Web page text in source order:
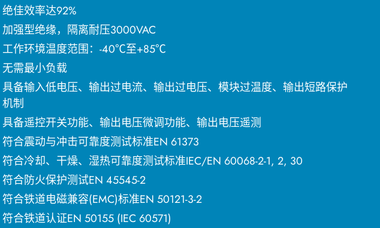
绝佳效率达92%
加强型绝缘，隔离耐压3000VAC
工作环境温度范围：-40℃至+85℃
无需最小负载
具备输入低电压、输出过电流、输出过电压、模块过温度、输出短路保护
机制
具备遥控开关功能、输出电压微调功能、输出电压遥测
符合震动与冲击可靠度测试标准EN 61373
符合冷却、干燥、湿热可靠度测试标准IEC/EN 60068-2-1, 2, 30
符合防火保护测试EN 45545-2
符合铁道电磁兼容(EMC)标准EN 50121-3-2
符合铁道认证EN 50155 (IEC 60571)